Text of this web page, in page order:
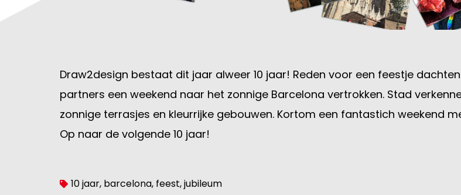
Draw2design bestaat dit jaar alweer 10 jaar! Reden voor een feestje
partners een weekend naar het zonnige Barcelona vertrokken. Stad
zonnige terrasjes en kleurrijke gebouwen. Kortom een fantastich weekend
Op naar de volgende 10 jaar!
10 jaar, barcelona, feest,jubileum